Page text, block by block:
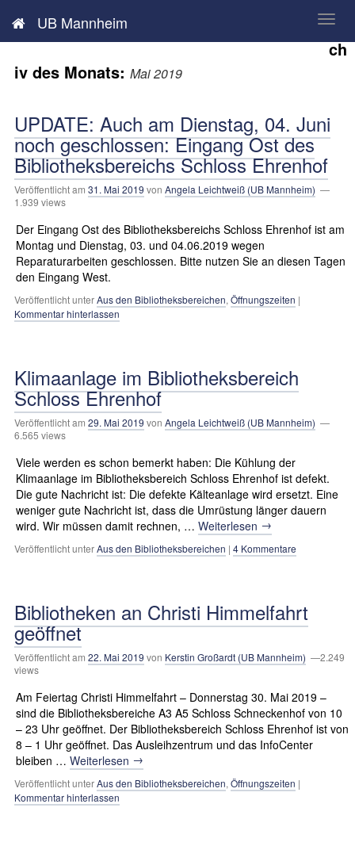
UB Mannheim
Neues aus der UB MannheimAr
ch
iv des Monats: Mai 2019
UPDATE: Auch am Dienstag, 04. Juni
noch geschlossen: Eingang Ost des
Bibliotheksbereichs Schloss Ehrenhof
Veröffentlicht am 31. Mai 2019 von Angela Leichtweiß (UB Mannheim) —
1.939 views
Der Eingang Ost des Bibliotheksbereichs Schloss Ehrenhof ist am
Montag und Dienstag, 03. und 04.06.2019 wegen
Reparaturarbeiten geschlossen. Bitte nutzen Sie an diesen Tagen
den Eingang West.
Veröffentlicht unterAus den Bibliotheksbereichen, Öffnungszeiten |
Kommentar hinterlassen
Klimaanlage im Bibliotheksbereich
Schloss Ehrenhof
Veröffentlicht am 29. Mai 2019 von Angela Leichtweiß (UB Mannheim) —
6.565 views
Viele werden es schon bemerkt haben: Die Kühlung der
Klimaanlage im Bibliotheksbereich Schloss Ehrenhof ist defekt.
Die gute Nachricht ist: Die defekte Kälteanlage wird ersetzt. Eine
weniger gute Nachricht ist, dass die Umrüstung länger dauern
wird. Wir müssen damit rechnen, … Weiterlesen →
Veröffentlicht unterAus den Bibliotheksbereichen | 4 Kommentare
Bibliotheken an Christi Himmelfahrt
geöffnet
Veröffentlicht am 22. Mai 2019 von Kerstin Großardt (UB Mannheim) —2.249
views
Am Feiertag Christi Himmelfahrt – Donnerstag 30. Mai 2019 –
sind die Bibliotheksbereiche A3 A5 Schloss Schneckenhof von 10
– 23 Uhr geöffnet. Der Bibliotheksbereich Schloss Ehrenhof ist von
8 – 1 Uhr geöffnet. Das Ausleihzentrum und das InfoCenter
bleiben … Weiterlesen →
Veröffentlicht unterAus den Bibliotheksbereichen, Öffnungszeiten |
Kommentar hinterlassen